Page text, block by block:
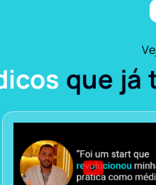
que já